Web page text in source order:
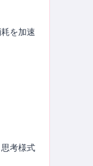
を加速
考様式